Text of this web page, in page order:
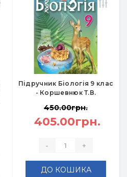
Підручник Біологія 9 клас
- Коршевнюк Т.В.
450.00грн.
405.00грн.
- +
ДО КОШИКА